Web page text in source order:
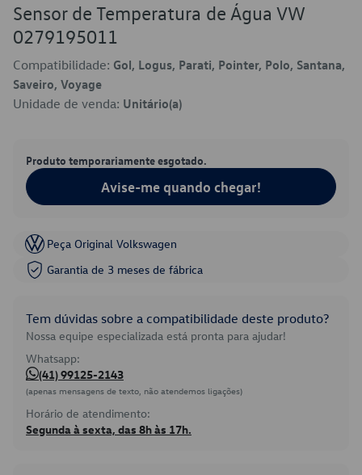
Sensor de Temperatura de Água VW
0279195011
Compatibilidade: Gol, Logus, Parati, Pointer, Polo, Santana,
Saveiro, Voyage
Unidade de venda: Unitário(a)
Produto temporariamente esgotado.
Avise-me quando chegar!
Peça Original Volkswagen
Garantia de 3 meses de fábrica
Tem dúvidas sobre a compatibilidade deste produto?
Nossa equipe especializada está pronta para ajudar!
Whatsapp:
(41) 99125-2143
(apenas mensagens de texto, não atendemos ligações)
Horário de atendimento:
Segunda à sexta, das 8h às 17h.